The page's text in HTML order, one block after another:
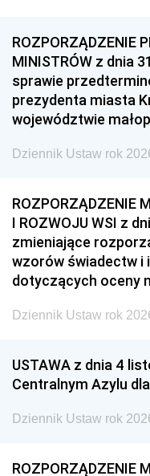
ROZPORZĄDZENIE
MINISTRÓW z dnia
sprawie
prezydenta miasta
województwie
Dziennik Ustaw rok
ROZPORZĄDZENIE
I ROZWOJU WSI z
zmieniające
wzorów świadectw i
dotyczących oceny
Dziennik Ustaw rok
USTAWA z dnia 4
Centralnym Azylu
Dziennik Ustaw rok
ROZPORZĄDZENIE